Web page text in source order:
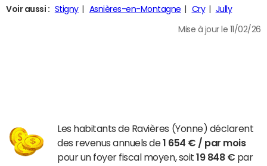
Voir aussi : Stigny Asnières-en-Montagne Cry Jully
Mise à jour le 11/02/26
Les habitants de Ravières (Yonne) déclarent
des revenus annuels de1 654 € / par mois
pour un foyer fiscal moyen, soit19 848 € par